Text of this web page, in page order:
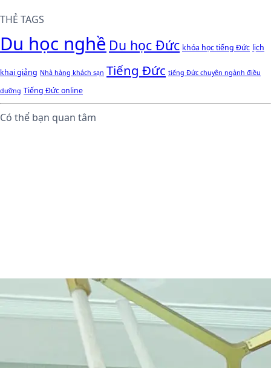
THẺ TAGS
Du học nghề Du học Đức khóa học tiếng Đức lịch
khai giảng Nhà hàng khách sạn Tiếng Đức tiếng Đức chuyên ngành điều
dưỡng Tiếng Đức online
Có thể bạn quan tâm